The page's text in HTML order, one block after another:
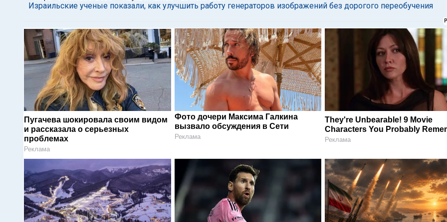
Израильские ученые показали, как улучшить работу генераторов изображений без дорогого переобучения
Пугачева шокировала своим видом
и рассказала о серьезных
проблемах
Реклама
Фото дочери Максима Галкина
вызвало обсуждения в Сети
Реклама
They're Unbearable! 9 Movie
Characters You Probably
Реклама